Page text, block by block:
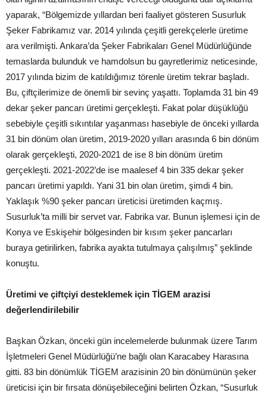
yaparak, “Bölgemizde yıllardan beri faaliyet gösteren Susurluk
Şeker Fabrikamız var. 2014 yılında çeşitli gerekçelerle üretime
ara verilmişti. Ankara’da Şeker Fabrikaları Genel Müdürlüğünde
temaslarda bulunduk ve hamdolsun bu gayretlerimiz neticesinde,
2017 yılında bizim de katıldığımız törenle üretim tekrar başladı.
Bu, çiftçilerimize de önemli bir sevinç yaşattı. Toplamda 31 bin 49
dekar şeker pancarı üretimi gerçekleşti. Fakat polar düşüklüğü
sebebiyle çeşitli sıkıntılar yaşanması hasebiyle de önceki yıllarda
31 bin dönüm olan üretim, 2019-2020 yılları arasında 6 bin dönüm
olarak gerçekleşti, 2020-2021 de ise 8 bin dönüm üretim
gerçekleşti. 2021-2022’de ise maalesef 4 bin 335 dekar şeker
pancarı üretimi yapıldı. Yani 31 bin olan üretim, şimdi 4 bin.
Yaklaşık %90 şeker pancarı üreticisi üretimden kaçmış.
Susurluk’ta milli bir servet var. Fabrika var. Bunun işlemesi için de
Konya ve Eskişehir bölgesinden bir kısım şeker pancarları
buraya getirilirken, fabrika ayakta tutulmaya çalışılmış” şeklinde
konuştu.
Üretimi ve çiftçiyi desteklemek için TİGEM arazisi
değerlendirilebilir
Başkan Özkan, önceki gün incelemelerde bulunmak üzere Tarım
İşletmeleri Genel Müdürlüğü’ne bağlı olan Karacabey Harasına
gitti. 83 bin dönümlük TİGEM arazisinin 20 bin dönümünün şeker
üreticisi için bir fırsata dönüşebileceğini belirten Özkan, “Susurluk